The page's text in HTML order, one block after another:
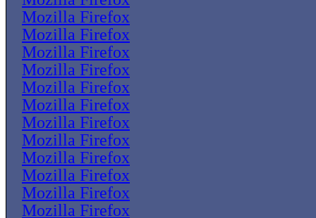
Mozilla Firefox
Mozilla Firefox
Mozilla Firefox
Mozilla Firefox
Mozilla Firefox
Mozilla Firefox
Mozilla Firefox
Mozilla Firefox
Mozilla Firefox
Mozilla Firefox
Mozilla Firefox
Mozilla Firefox